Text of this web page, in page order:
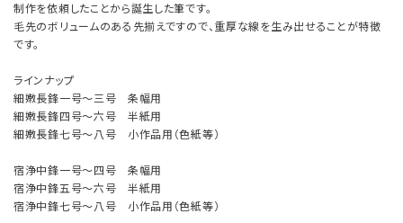
制作を依頼したことから誕生した筆です。
毛先のボリュームのある先揃えですので、重厚な線を生み出せることが特徴
です。
ラインナップ
細嫩長鋒一号～三号 条幅用
細嫩長鋒四号～六号 半紙用
細嫩長鋒七号～八号 小作品用（色紙等）
宿浄中鋒一号～四号 条幅用
宿浄中鋒五号～六号 半紙用
宿浄中鋒七号～八号 小作品用（色紙等）